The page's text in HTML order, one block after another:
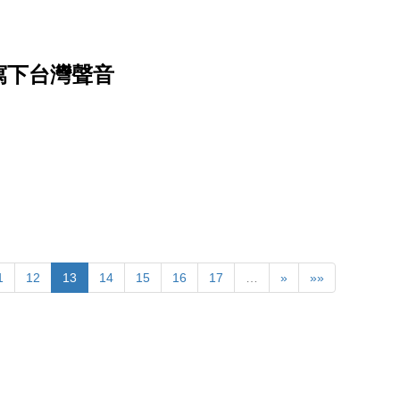
台灣聲音
12 13 14 15 16 17 … » »»